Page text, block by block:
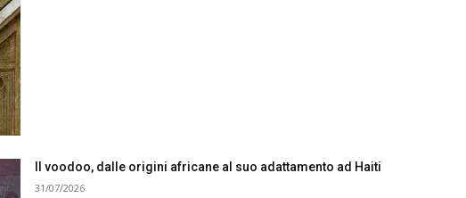
Il voodoo, dalle origini africane al suo adattamento ad Haiti
31/07/2026